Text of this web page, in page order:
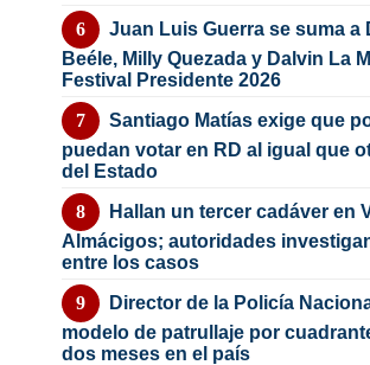
Juan Luis Guerra se suma a
Beéle, Milly Quezada y Dalvin La
Festival Presidente 2026
Santiago Matías exige que
puedan votar en RD al igual que
del Estado
Hallan un tercer cadáver en
Almácigos; autoridades
entre los casos
Director de la Policía
modelo de patrullaje por
dos meses en el país